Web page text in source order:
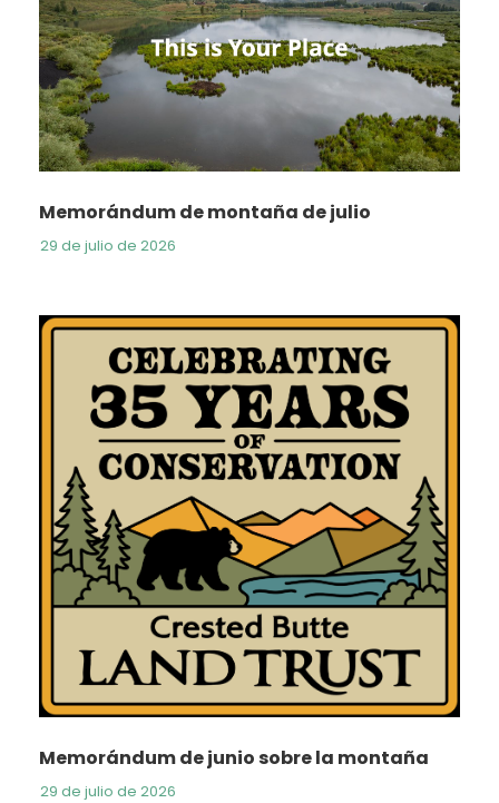
Memorándum de montaña de julio
29 de julio de 2026
Memorándum de junio sobre la montaña
29 de julio de 2026